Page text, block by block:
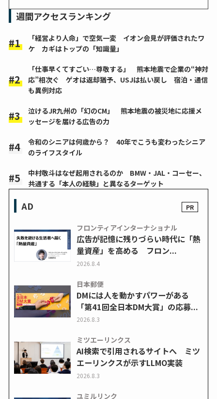
週間アクセスランキング
「経営より人命」で空気一変 イオン会見が評価されたワ
ケ カギはトップの「知識量」
「仕事早くてすごい…尊敬する」 熊本地震で企業の“神対
応”相次ぐ ゲオは返却猶予、USJは払い戻し 宿泊・通信
も異例対応
泣けるJR九州の「幻のCM」 熊本地震の被災地に応援メ
ッセージを届ける広告の力
令和のシニアは何歳から？ 40年でこうも変わったシニア
のライフスタイル
中村敬斗はなぜ起用されるのか BMW・JAL・コーセー、
共通する「本人の経験」と異なるターゲット
AD
フロンティアインターナショナル
広告が記憶に残りづらい時代に「熱
量資産」を高める フロン...
2026.8.4
日本郵便
DMには人を動かすパワーがある
「第41回全日本DM大賞」の応募...
2026.8.3
ミツエーリンクス
AI検索で引用されるサイトへ ミツ
エーリンクスが示すLLMO実装
2026.8.3
ユミルリンク